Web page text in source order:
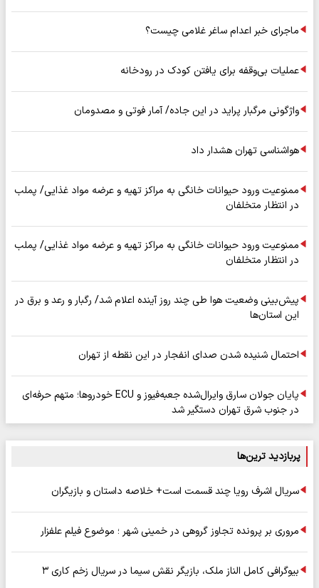
ماجرای خبر اعدام ساغر غلامی چیست؟
عملیات بی‌وقفه برای یافتن کودک در رودخانه
واژگونی مرگبار پراید در این جاده/ آمار فوتی و مصدومان
هواشناسی تهران هشدار داد
ممنوعیت ورود حیوانات خانگی به مراکز تهیه و عرضه مواد غذایی/ پملب
در انتظار متخلفان
ممنوعیت ورود حیوانات خانگی به مراکز تهیه و عرضه مواد غذایی/ پملب
در انتظار متخلفان
پیش‌بینی وضعیت هوا طی چند روز آینده اعلام شد/ رگبار و رعد و برق در
این استان‌ها
احتمال شنیده شدن صدای انفجار در این نقطه از تهران
پایان جولان سارق وایرال‌شده جعبه‌فیوز و ECU خودروها؛ متهم حرفه‌ای
در جنوب شرق تهران دستگیر شد
پربازدید ترین‌ها
سریال اشرف رویا چند قسمت است+ خلاصه داستان و بازیگران
مروری بر پرونده تجاوز گروهی در خمینی شهر ؛ موضوع فیلم علفزار
بیوگرافی کامل الناز ملک، بازیگر نقش سیما در سریال زخم کاری ۳